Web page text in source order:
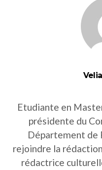
Etudiante en
présidente du
Département de
rejoindre la
rédactrice